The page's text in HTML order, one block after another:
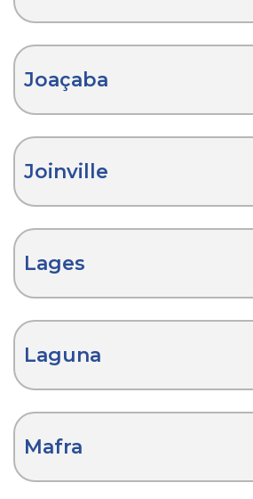
Joaçaba
Joinville
Lages
Laguna
Mafra